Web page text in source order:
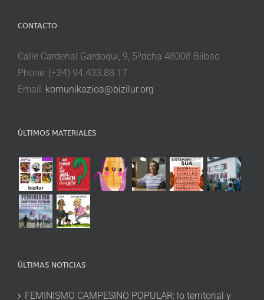
CONTACTO
Calle Cardenal Gardoqui, 9, 5ºdcha 48008 Bilbao
Phone: (+34) 94.433.88.17
Email: komunikazioa@bizilur.org
ÚLTIMOS MATERIALES
ÚLTIMAS NOTICIAS
FEMINISMO CAMPESINO POPULAR: lo territorial y